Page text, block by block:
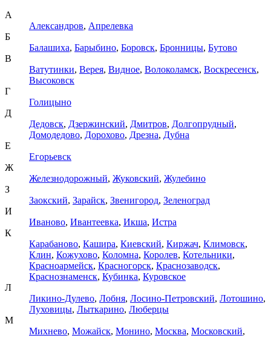
А
Александров, Апрелевка
Б
Балашиха, Барыбино, Боровск, Бронницы, Бутово
В
Ватутинки, Верея, Видное, Волоколамск, Воскресенск,
Высоковск
Г
Голицыно
Д
Дедовск, Дзержинский, Дмитров, Долгопрудный,
Домодедово, Дорохово, Дрезна, Дубна
Е
Егорьевск
Ж
Железнодорожный, Жуковский, Жулебино
З
Заокский, Зарайск, Звенигород, Зеленоград
И
Иваново, Ивантеевка, Икша, Истра
К
Карабаново, Кашира, Киевский, Киржач, Климовск,
Клин, Кожухово, Коломна, Королев, Котельники,
Красноармейск, Красногорск, Краснозаводск,
Краснознаменск, Кубинка, Куровское
Л
Ликино-Дулево, Лобня, Лосино-Петровский, Лотошино,
Луховицы, Лыткарино, Люберцы
М
Михнево, Можайск, Монино, Москва, Московский,